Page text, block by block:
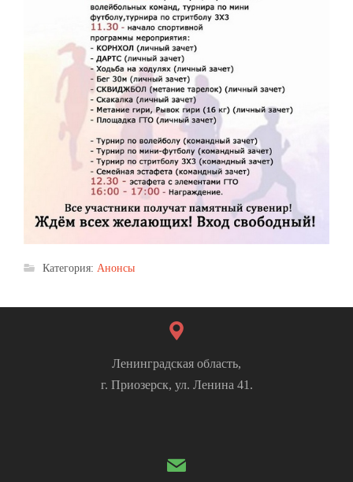
Категория: Анонсы
Ленинградская область,
г. Приозерск, ул. Ленина 41.